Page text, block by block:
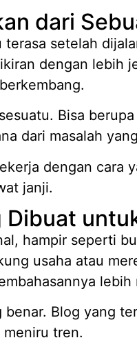
dari
setelah
dengan lebih
Bisa
dari masalah
dengan cara
janji.
hampir seperti
usaha atau
lebih
Blog yang
tren.